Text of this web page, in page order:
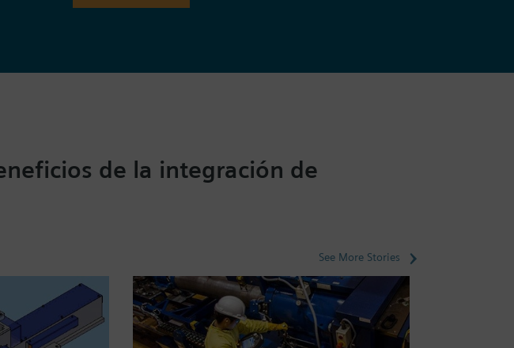
de la integración de
See More Stories